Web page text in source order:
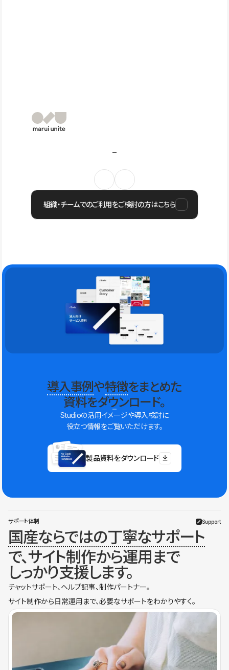
組織・チームでのご利用をご検討の方はこちら
導入事例や特徴をまとめた
資料をダウンロード。
Studioの活用イメージや導入検討に
役立つ情報をご覧いただけます。
製品資料をダウンロード
サポート体制 Support
国産ならではの丁寧なサポート
で、サイト制作から運用まで
しっかり支援します。
チャットサポート、ヘルプ記事、制作パートナー。
サイト制作から日常運用まで、必要なサポートをわかりやすく。